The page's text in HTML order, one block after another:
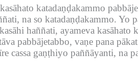
katadaṇḍakammo
na so katadaṇḍakammo. Yo
haññati, ayameva kasāhato
pabbājetabbo, vaṇe pana
cassa gaṇṭhiyo paññāyanti, na